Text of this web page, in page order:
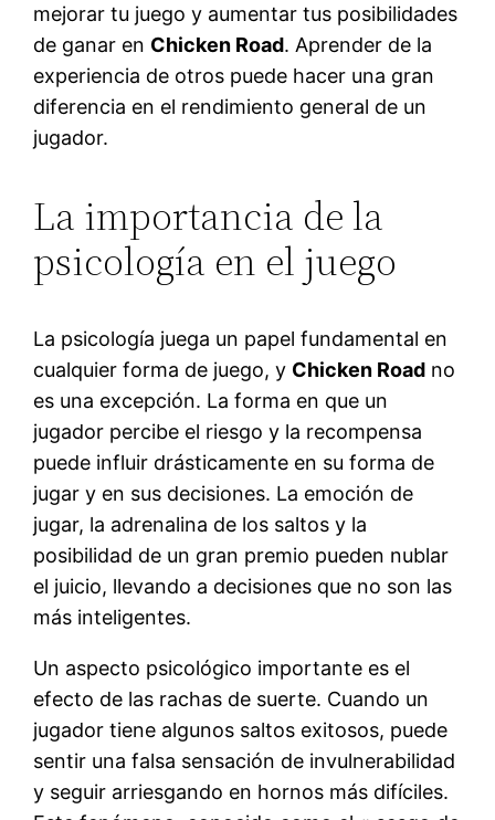
mejorar tu juego y aumentar tus posibilidades
de ganar en Chicken Road. Aprender de la
experiencia de otros puede hacer una gran
diferencia en el rendimiento general de un
jugador.
La importancia de la
psicología en el juego
La psicología juega un papel fundamental en
cualquier forma de juego, y Chicken Road no
es una excepción. La forma en que un
jugador percibe el riesgo y la recompensa
puede influir drásticamente en su forma de
jugar y en sus decisiones. La emoción de
jugar, la adrenalina de los saltos y la
posibilidad de un gran premio pueden nublar
el juicio, llevando a decisiones que no son las
más inteligentes.
Un aspecto psicológico importante es el
efecto de las rachas de suerte. Cuando un
jugador tiene algunos saltos exitosos, puede
sentir una falsa sensación de invulnerabilidad
y seguir arriesgando en hornos más difíciles.